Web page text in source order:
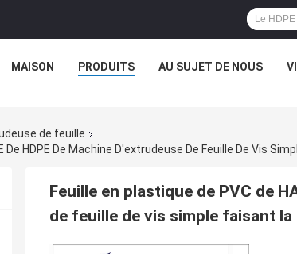
MAISON PRODUITS AU SUJET DE NOUS
de feuille
De HDPE De Machine D'extrudeuse De Feuille De Vis
Feuille en plastique de PVC de
de feuille de vis simple faisant la